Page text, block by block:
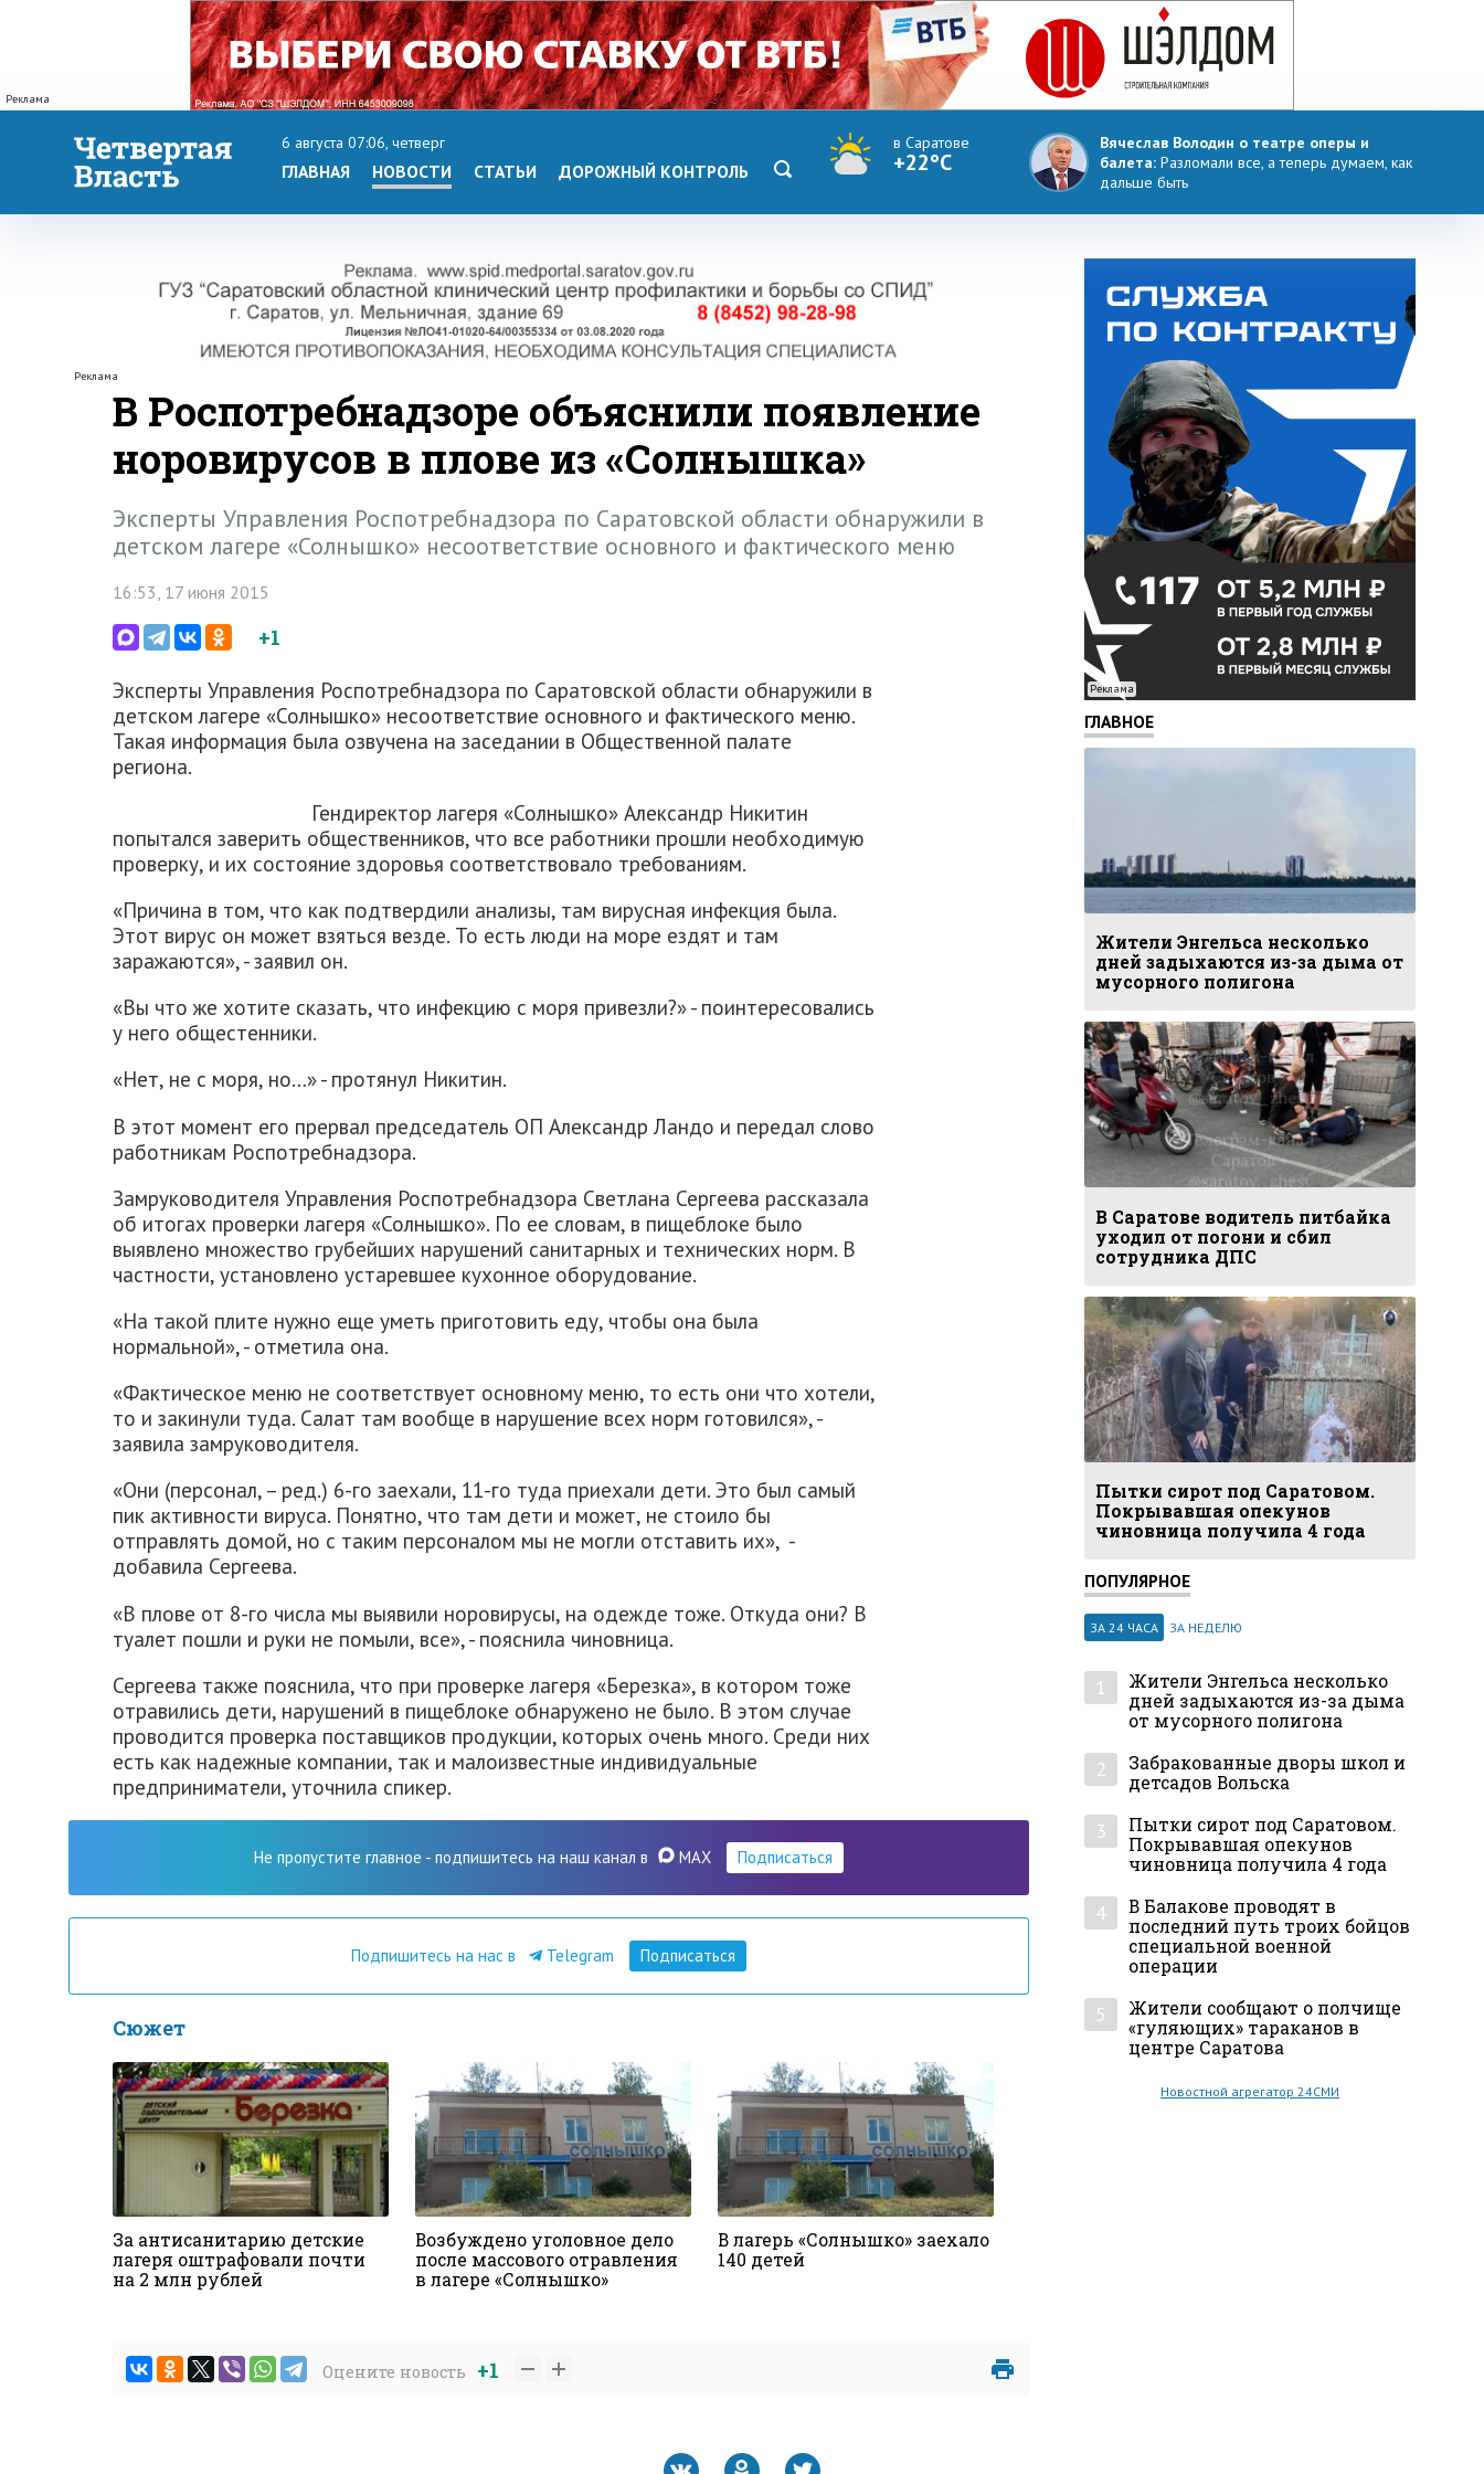
Реклама
6 августа 07:06, четверг
ГЛАВНАЯ НОВОСТИ СТАТЬИ ДОРОЖНЫЙ КОНТРОЛЬ
в Саратове
+22°C
Вячеслав Володин о театре оперы и
балета: Разломали все, а теперь думаем, как
дальше быть
Реклама
В Роспотребнадзоре объяснили появление
норовирусов в плове из «Солнышка»
Эксперты Управления Роспотребнадзора по Саратовской области обнаружили в
детском лагере «Солнышко» несоответствие основного и фактического меню
16:53, 17 июня 2015
+1
Эксперты Управления Роспотребнадзора по Саратовской области обнаружили в
детском лагере «Солнышко» несоответствие основного и фактического меню.
Такая информация была озвучена на заседании в Общественной палате
региона.
Гендиректор лагеря «Солнышко» Александр Никитин
попытался заверить общественников, что все работники прошли необходимую
проверку, и их состояние здоровья соответствовало требованиям.
«Причина в том, что как подтвердили анализы, там вирусная инфекция была.
Этот вирус он может взяться везде. То есть люди на море ездят и там
заражаются», - заявил он.
«Вы что же хотите сказать, что инфекцию с моря привезли?» - поинтересовались
у него общестенники.
«Нет, не с моря, но…» - протянул Никитин.
В этот момент его прервал председатель ОП Александр Ландо и передал слово
работникам Роспотребнадзора.
Замруководителя Управления Роспотребнадзора Светлана Сергеева рассказала
об итогах проверки лагеря «Солнышко». По ее словам, в пищеблоке было
выявлено множество грубейших нарушений санитарных и технических норм. В
частности, установлено устаревшее кухонное оборудование.
«На такой плите нужно еще уметь приготовить еду, чтобы она была
нормальной», - отметила она.
«Фактическое меню не соответствует основному меню, то есть они что хотели,
то и закинули туда. Салат там вообще в нарушение всех норм готовился», -
заявила замруководителя.
«Они (персонал, – ред.) 6-го заехали, 11-го туда приехали дети. Это был самый
пик активности вируса. Понятно, что там дети и может, не стоило бы
отправлять домой, но с таким персоналом мы не могли отставить их», -
добавила Сергеева.
«В плове от 8-го числа мы выявили норовирусы, на одежде тоже. Откуда они? В
туалет пошли и руки не помыли, все», - пояснила чиновница.
Сергеева также пояснила, что при проверке лагеря «Березка», в котором тоже
отравились дети, нарушений в пищеблоке обнаружено не было. В этом случае
проводится проверка поставщиков продукции, которых очень много. Среди них
есть как надежные компании, так и малоизвестные индивидуальные
предприниматели, уточнила спикер.
Не пропустите главное - подпишитесь на наш канал в MAX Подписаться
Подпишитесь на нас в Telegram Подписаться
Сюжет
За антисанитарию детские
лагеря оштрафовали почти
на 2 млн рублей
Возбуждено уголовное дело
после массового отравления
в лагере «Солнышко»
В лагерь «Солнышко» заехало
140 детей
Оцените новость +1
Реклама
ГЛАВНОЕ
Жители Энгельса несколько
дней задыхаются из-за дыма от
мусорного полигона
В Саратове водитель питбайка
уходил от погони и сбил
сотрудника ДПС
Пытки сирот под Саратовом.
Покрывавшая опекунов
чиновница получила 4 года
ПОПУЛЯРНОЕ
ЗА 24 ЧАСА ЗА НЕДЕЛЮ
1
Жители Энгельса несколько
дней задыхаются из-за дыма
от мусорного полигона
2
Забракованные дворы школ и
детсадов Вольска
3
Пытки сирот под Саратовом.
Покрывавшая опекунов
чиновница получила 4 года
4
В Балакове проводят в
последний путь троих бойцов
специальной военной
операции
5
Жители сообщают о полчище
«гуляющих» тараканов в
центре Саратова
Новостной агрегатор 24СМИ